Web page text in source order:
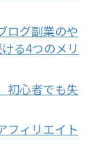
ログ副業のや
る4つのメリ
初心者でも失
フィリエイト